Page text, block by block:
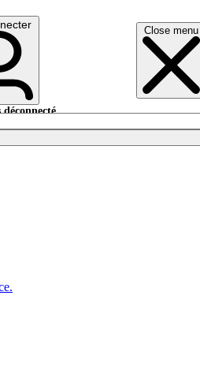
Close menu
déconnecté.